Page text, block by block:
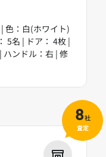
色：白(ホワイト)
5名 | ドア： 4枚 |
ハンドル：右 | 修
8社
査定